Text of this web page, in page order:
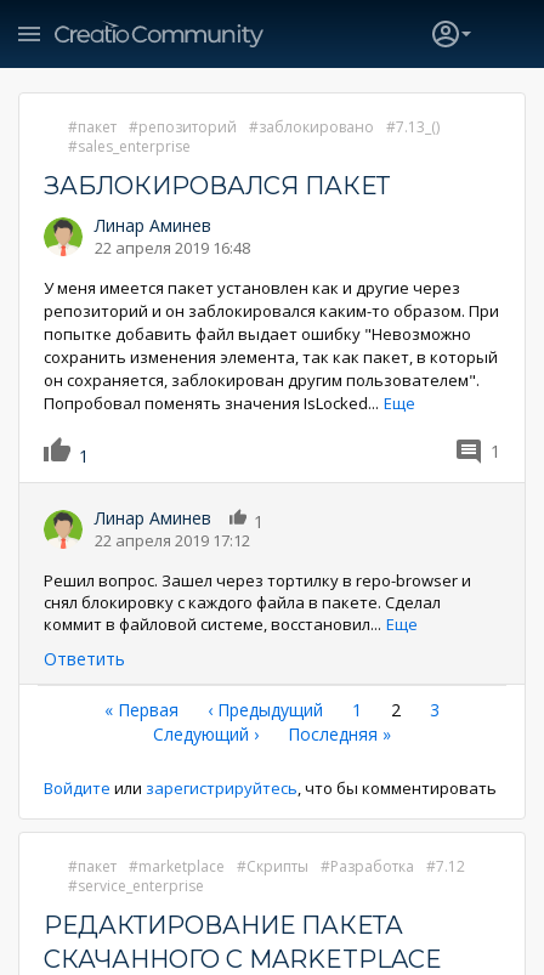
пакет репозиторий заблокировано
7.13_()
sales_enterprise
ЗАБЛОКИРОВАЛСЯ ПАКЕТ
Линар Аминев
22 апреля 2019 16:48
У меня имеется пакет установлен как и другие через
репозиторий и он заблокировался каким-то образом. При
попытке добавить файл выдает ошибку "Невозможно
сохранить изменения элемента, так как пакет, в который
он сохраняется, заблокирован другим пользователем".
Попробовал поменять значения IsLocked... Еще
1 1
Линар Аминев
22 апреля 2019 17:12
1
Решил вопрос. Зашел через тортилку в repo-browser и
снял блокировку с каждого файла в пакете. Сделал
коммит в файловой системе, восстановил... Еще
Ответить
Нумерация
страниц
Первая
страница
« Первая ←
‹ Предыдущий Страница
1
Текущая
2 Страница
3
Следующая
Следующий ›
Последняя
Последняя »
Войдите или зарегистрируйтесь, что бы комментировать
пакет marketplace Скрипты Разработка
7.12
service_enterprise
РЕДАКТИРОВАНИЕ ПАКЕТА
СКАЧАННОГО С MARKETPLACE